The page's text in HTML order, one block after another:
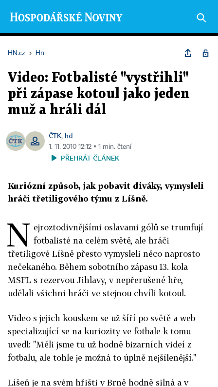
HN.cz › Hn
Video: Fotbalisté "vystřihli"
při zápase kotoul jako jeden
muž a hráli dál
ČTK, hd
1. 11. 2010 12:12 ▪ 1 min. čtení
PŘEHRÁT ČLÁNEK
Kuriózní způsob, jak pobavit diváky, vymysleli
hráči třetiligového týmu z Líšně.
N ejroztodivnějšími oslavami gólů se trumfují
fotbalisté na celém světě, ale hráči
třetiligové Líšně přesto vymysleli něco naprosto
nečekaného. Během sobotního zápasu 13. kola
MSFL s rezervou Jihlavy, v nepřerušené hře,
udělali všichni hráči ve stejnou chvíli kotoul.
Video s jejich kouskem se už šíří po světě a web
specializující se na kuriozity ve fotbale k tomu
uvedl: "Měli jsme tu už hodně bizarních videí z
fotbalu, ale tohle je možná to úplně nejšílenější."
Líšeň je na svém hřišti v Brně hodně silná a v